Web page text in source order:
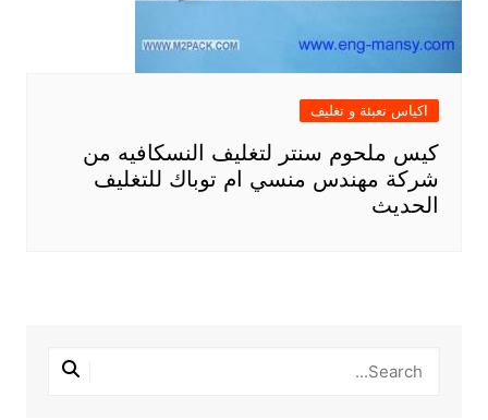
اكياس تعبئة و تغليف
كيس ملحوم سنتر لتغليف النسكافيه من
شركة مهندس منسي ام توباك للتغليف
الحديث